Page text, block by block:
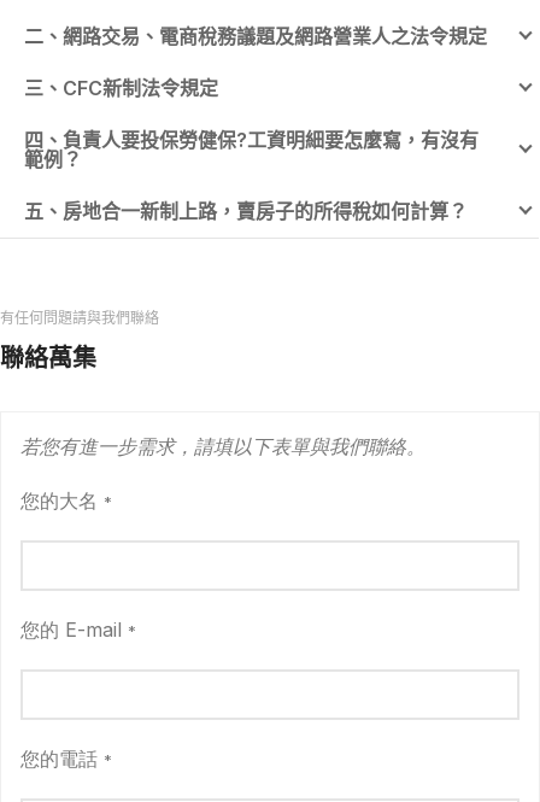
二、網路交易、電商稅務議題及網路營業人之法令規定
三、CFC新制法令規定
四、負責人要投保勞健保?工資明細要怎麼寫，有沒有
範例？
五、房地合一新制上路，賣房子的所得稅如何計算？
有任何問題請與我們聯絡
聯絡萬集
若您有進一步需求，請填以下表單與我們聯絡。
您的大名 *
您的 E-mail *
您的電話 *